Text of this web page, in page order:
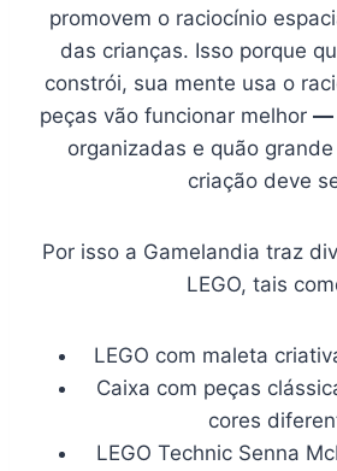
promovem o raciocínio
das crianças. Isso porque
constrói, sua mente usa o
peças vão funcionar melhor —
organizadas e quão
criação deve
Por isso a Gamelandia traz
LEGO, tais
LEGO com maleta
Caixa com peças
cores
LEGO Technic Senna